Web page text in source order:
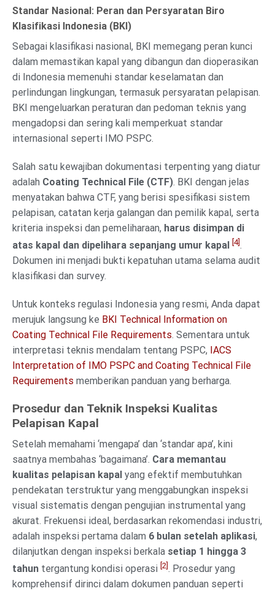
Standar Nasional: Peran dan Persyaratan Biro
Klasifikasi Indonesia (BKI)
Sebagai klasifikasi nasional, BKI memegang peran kunci
dalam memastikan kapal yang dibangun dan dioperasikan
di Indonesia memenuhi standar keselamatan dan
perlindungan lingkungan, termasuk persyaratan pelapisan.
BKI mengeluarkan peraturan dan pedoman teknis yang
mengadopsi dan sering kali memperkuat standar
internasional seperti IMO PSPC.
Salah satu kewajiban dokumentasi terpenting yang diatur
adalah Coating Technical File (CTF). BKI dengan jelas
menyatakan bahwa CTF, yang berisi spesifikasi sistem
pelapisan, catatan kerja galangan dan pemilik kapal, serta
kriteria inspeksi dan pemeliharaan, harus disimpan di
atas kapal dan dipelihara sepanjang umur kapal [4].
Dokumen ini menjadi bukti kepatuhan utama selama audit
klasifikasi dan survey.
Untuk konteks regulasi Indonesia yang resmi, Anda dapat
merujuk langsung ke BKI Technical Information on
Coating Technical File Requirements. Sementara untuk
interpretasi teknis mendalam tentang PSPC, IACS
Interpretation of IMO PSPC and Coating Technical File
Requirements memberikan panduan yang berharga.
Prosedur dan Teknik Inspeksi Kualitas
Pelapisan Kapal
Setelah memahami ‘mengapa’ dan ‘standar apa’, kini
saatnya membahas ‘bagaimana’. Cara memantau
kualitas pelapisan kapal yang efektif membutuhkan
pendekatan terstruktur yang menggabungkan inspeksi
visual sistematis dengan pengujian instrumental yang
akurat. Frekuensi ideal, berdasarkan rekomendasi industri,
adalah inspeksi pertama dalam 6 bulan setelah aplikasi,
dilanjutkan dengan inspeksi berkala setiap 1 hingga 3
tahun tergantung kondisi operasi [2] . Prosedur yang
komprehensif dirinci dalam dokumen panduan seperti